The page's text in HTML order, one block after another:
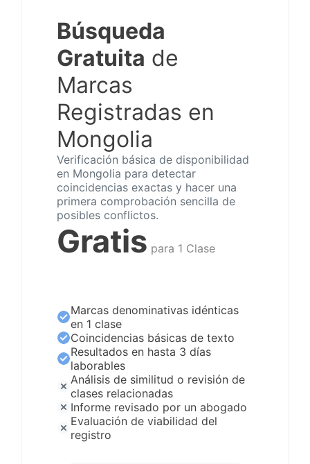
Búsqueda
Gratuita de
Marcas
Registradas en
Mongolia
Verificación básica de disponibilidad
en Mongolia para detectar
coincidencias exactas y hacer una
primera comprobación sencilla de
posibles conflictos.
Gratis para 1 Clase
Marcas denominativas idénticas
en 1 clase
Coincidencias básicas de texto
Resultados en hasta 3 días
laborables
Análisis de similitud o revisión de
clases relacionadas
Informe revisado por un abogado
Evaluación de viabilidad del
registro